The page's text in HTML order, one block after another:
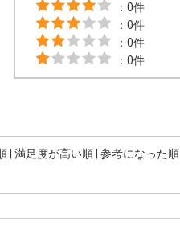
：0件
：0件
：0件
：0件
満足度が高い順 参考になった順